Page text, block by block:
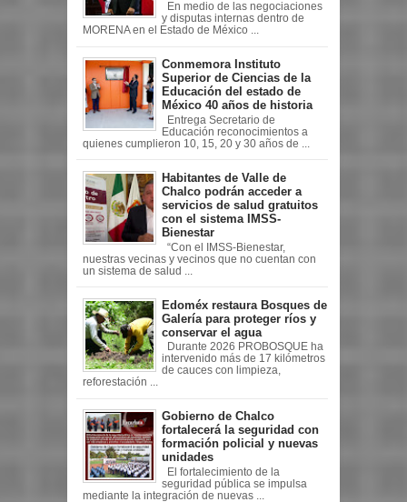
En medio de las negociaciones
y disputas internas dentro de
MORENA en el Estado de México ...
Conmemora Instituto
Superior de Ciencias de la
Educación del estado de
México 40 años de historia
Entrega Secretario de
Educación reconocimientos a
quienes cumplieron 10, 15, 20 y 30 años de ...
Habitantes de Valle de
Chalco podrán acceder a
servicios de salud gratuitos
con el sistema IMSS-
Bienestar
“Con el IMSS-Bienestar,
nuestras vecinas y vecinos que no cuentan con
un sistema de salud ...
Edoméx restaura Bosques de
Galería para proteger ríos y
conservar el agua
Durante 2026 PROBOSQUE ha
intervenido más de 17 kilómetros
de cauces con limpieza,
reforestación ...
Gobierno de Chalco
fortalecerá la seguridad con
formación policial y nuevas
unidades
El fortalecimiento de la
seguridad pública se impulsa
mediante la integración de nuevas ...